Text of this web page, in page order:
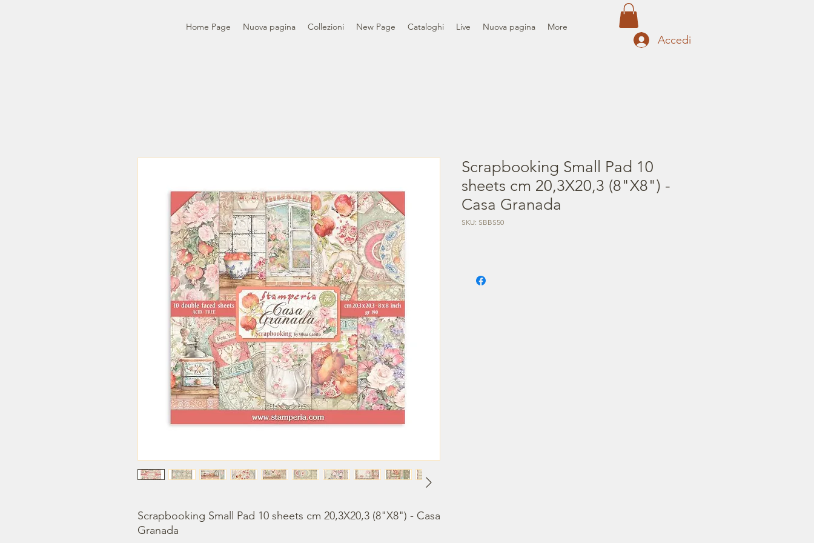
Home Page Nuova pagina Collezioni New Page Cataloghi Live Nuova pagina More
Accedi
Scrapbooking Small Pad 10 sheets cm 20,3X20,3 (8"X8") - Casa
Granada
Scrapbooking Small Pad 10
sheets cm 20,3X20,3 (8"X8") -
Casa Granada
SKU: SBBS50